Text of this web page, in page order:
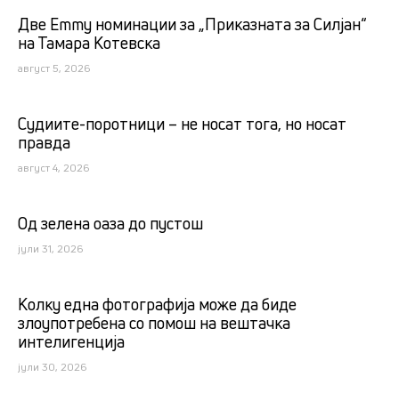
Две Emmy номинации за „Приказната за Силјан“
на Тамара Котевска
август 5, 2026
Судиите-поротници – не носат тога, но носат
правда
август 4, 2026
Од зелена оаза до пустош
јули 31, 2026
Kолку една фотографија може да биде
злоупотребена со помош на вештачка
интелигенција
јули 30, 2026